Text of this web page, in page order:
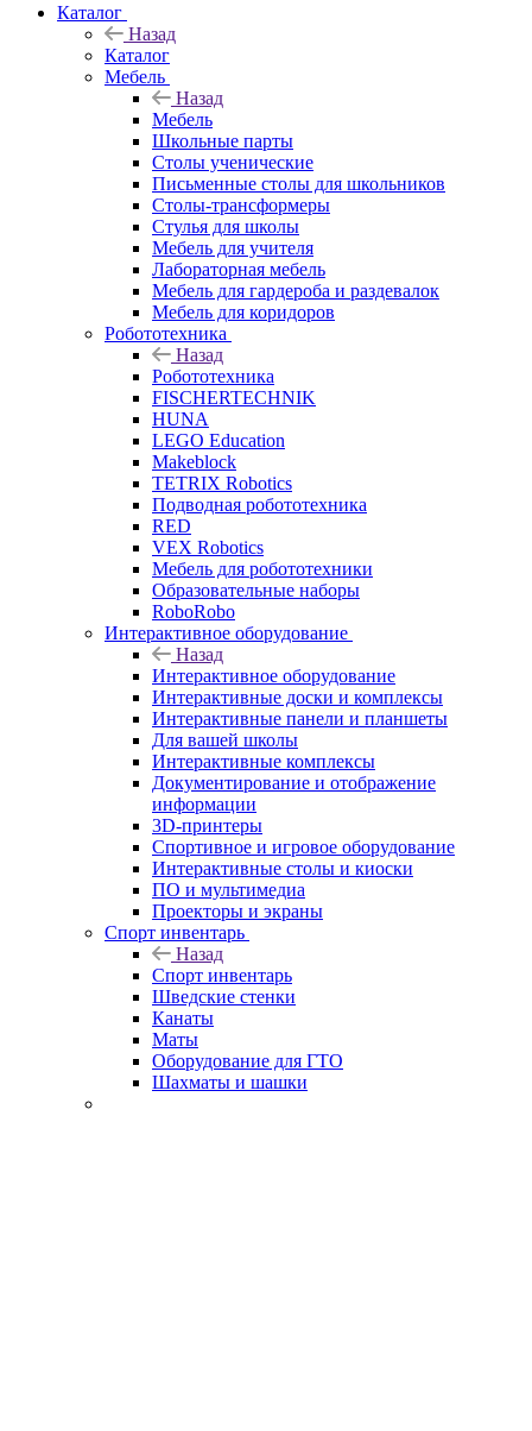
Каталог
Назад
Каталог
Мебель
Назад
Мебель
Школьные парты
Столы ученические
Письменные столы для школьников
Столы-трансформеры
Стулья для школы
Мебель для учителя
Лабораторная мебель
Мебель для гардероба и раздевалок
Мебель для коридоров
Робототехника
Назад
Робототехника
FISCHERTECHNIK
HUNA
LEGO Education
Makeblock
TETRIX Robotics
Подводная робототехника
RED
VEX Robotics
Мебель для робототехники
Образовательные наборы
RoboRobo
Интерактивное оборудование
Назад
Интерактивное оборудование
Интерактивные доски и комплексы
Интерактивные панели и планшеты
Для вашей школы
Интерактивные комплексы
Документирование и отображение
информации
3D-принтеры
Спортивное и игровое оборудование
Интерактивные столы и киоски
ПО и мультимедиа
Проекторы и экраны
Спорт инвентарь
Назад
Спорт инвентарь
Шведские стенки
Канаты
Маты
Оборудование для ГТО
Шахматы и шашки